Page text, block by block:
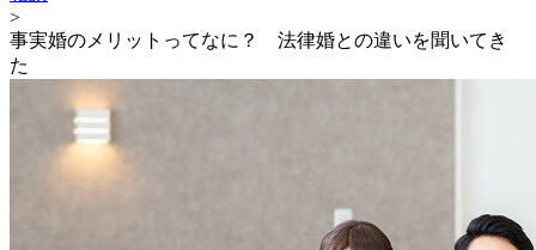
>
事実婚のメリットってなに？ 法律婚との違いを聞いてき
た